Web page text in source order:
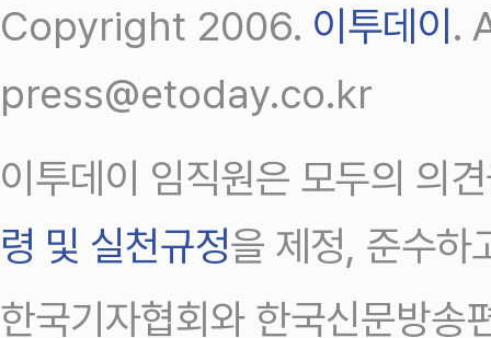
Copyright 2006. 이투데이.
press@etoday.co.kr
이투데이 임직원은 모두의 의
령 및 실천규정을 제정, 준수하
한국기자협회와 한국신문방송